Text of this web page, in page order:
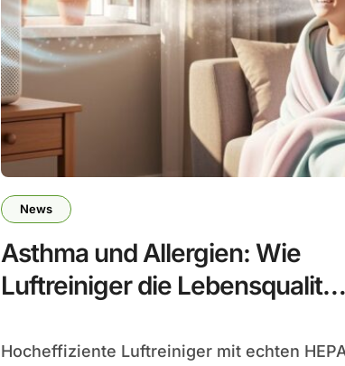
News
Asthma und Allergien: Wie
Luftreiniger die Lebensqualität
Hocheffiziente Luftreiniger mit echten HEPA-